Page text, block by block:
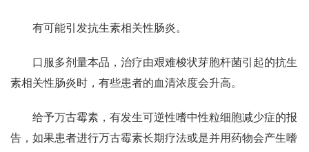
有可能引发抗生素相关性肠炎。
口服多剂量本品，治疗由艰难梭状芽胞杆菌引起的抗生
素相关性肠炎时，有些患者的血清浓度会升高。
给予万古霉素，有发生可逆性嗜中性粒细胞减少症的报
告，如果患者进行万古霉素长期疗法或是并用药物会产生嗜